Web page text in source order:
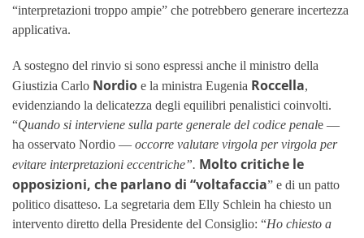
“interpretazioni troppo ampie” che potrebbero generare incertezza
applicativa.
A sostegno del rinvio si sono espressi anche il ministro della
Giustizia Carlo Nordio e la ministra Eugenia Roccella,
evidenziando la delicatezza degli equilibri penalistici coinvolti.
“Quando si interviene sulla parte generale del codice penale —
ha osservato Nordio — occorre valutare virgola per virgola per
evitare interpretazioni eccentriche”. Molto critiche le
opposizioni, che parlano di “voltafaccia” e di un patto
politico disatteso. La segretaria dem Elly Schlein ha chiesto un
intervento diretto della Presidente del Consiglio: “Ho chiesto a